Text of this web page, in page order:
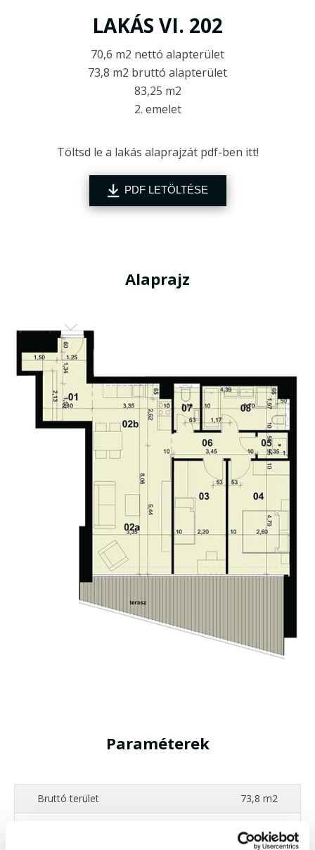
LAKÁS VI. 202
70,6 m2 nettó alapterület
73,8 m2 bruttó alapterület
83,25 m2
2. emelet
Töltsd le a lakás alaprajzát pdf-ben itt!
PDF LETÖLTÉSE
Alaprajz
Paraméterek
Bruttó terület 73,8 m2